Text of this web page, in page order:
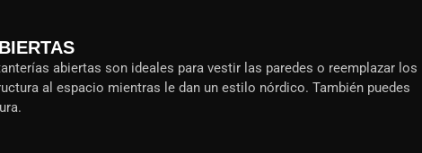
abiertas son ideales para vestir las paredes o reemplazar los
al espacio mientras le dan un estilo nórdico. También puedes